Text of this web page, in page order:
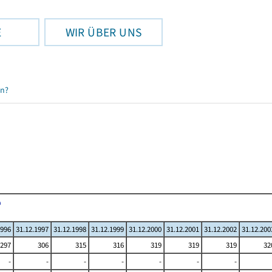
WIR ÜBER UNS
31.12.1997 31.12.1998 31.12.1999 31.12.2000 31.12.2001 31.12.2002
297 306 315 316 319 319 319
- - - - - -
-